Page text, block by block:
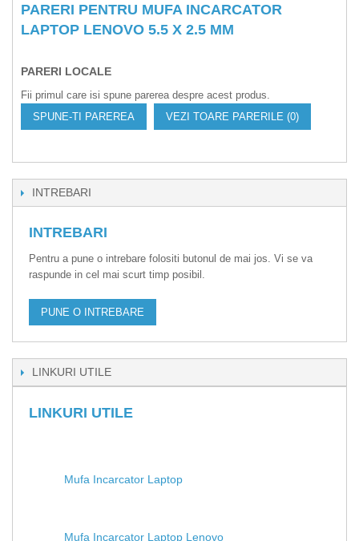
PARERI PENTRU MUFA INCARCATOR
LAPTOP LENOVO 5.5 X 2.5 MM
PARERI LOCALE
Fii primul care isi spune parerea despre acest produs.
SPUNE-TI PAREREA
VEZI TOARE PARERILE (0)
INTREBARI
INTREBARI
Pentru a pune o intrebare folositi butonul de mai jos. Vi se va
raspunde in cel mai scurt timp posibil.
PUNE O INTREBARE
LINKURI UTILE
LINKURI UTILE
Mufa Incarcator Laptop
Mufa Incarcator Laptop Lenovo